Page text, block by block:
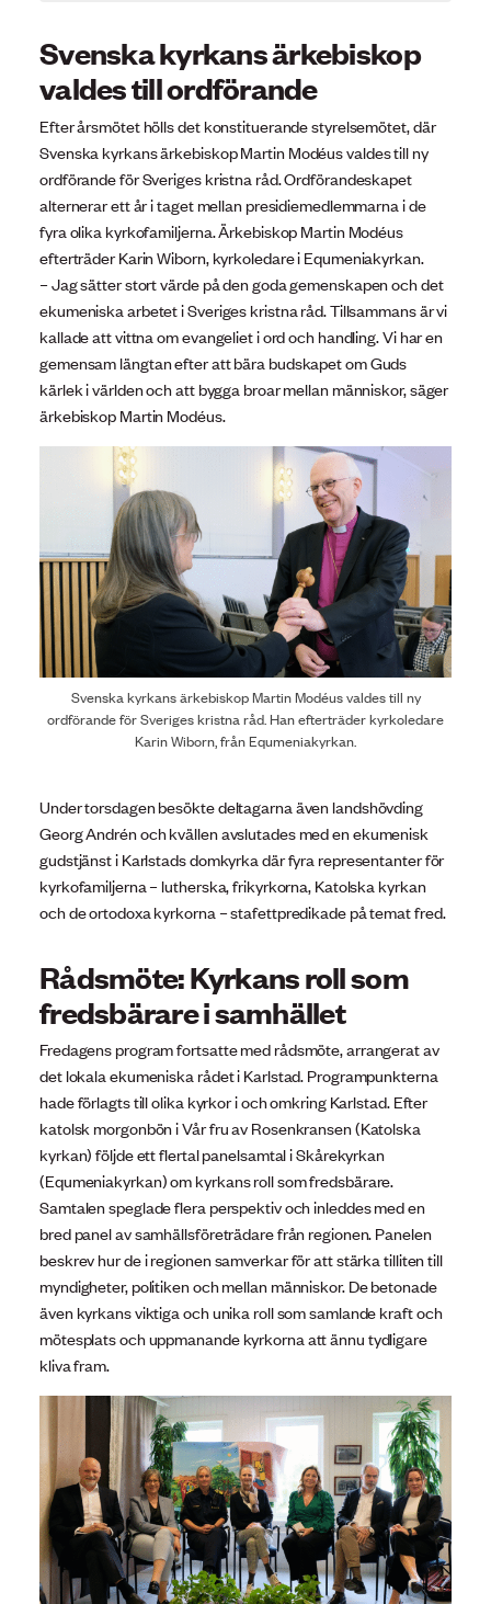
Svenska kyrkans ärkebiskop
valdes till ordförande
Efter årsmötet hölls det konstituerande styrelsemötet, där
Svenska kyrkans ärkebiskop Martin Modéus valdes till ny
ordförande för Sveriges kristna råd. Ordförandeskapet
alternerar ett år i taget mellan presidiemedlemmarna i de
fyra olika kyrkofamiljerna. Ärkebiskop Martin Modéus
efterträder Karin Wiborn, kyrkoledare i Equmeniakyrkan.
– Jag sätter stort värde på den goda gemenskapen och det
ekumeniska arbetet i Sveriges kristna råd. Tillsammans är vi
kallade att vittna om evangeliet i ord och handling. Vi har en
gemensam längtan efter att bära budskapet om Guds
kärlek i världen och att bygga broar mellan människor, säger
ärkebiskop Martin Modéus.
Svenska kyrkans ärkebiskop Martin Modéus valdes till ny
ordförande för Sveriges kristna råd. Han efterträder kyrkoledare
Karin Wiborn, från Equmeniakyrkan.
Under torsdagen besökte deltagarna även landshövding
Georg Andrén och kvällen avslutades med en ekumenisk
gudstjänst i Karlstads domkyrka där fyra representanter för
kyrkofamiljerna – lutherska, frikyrkorna, Katolska kyrkan
och de ortodoxa kyrkorna – stafettpredikade på temat fred.
Rådsmöte: Kyrkans roll som
fredsbärare i samhället
Fredagens program fortsatte med rådsmöte, arrangerat av
det lokala ekumeniska rådet i Karlstad. Programpunkterna
hade förlagts till olika kyrkor i och omkring Karlstad. Efter
katolsk morgonbön i Vår fru av Rosenkransen (Katolska
kyrkan) följde ett flertal panelsamtal i Skårekyrkan
(Equmeniakyrkan) om kyrkans roll som fredsbärare.
Samtalen speglade flera perspektiv och inleddes med en
bred panel av samhällsföreträdare från regionen. Panelen
beskrev hur de i regionen samverkar för att stärka tilliten till
myndigheter, politiken och mellan människor. De betonade
även kyrkans viktiga och unika roll som samlande kraft och
mötesplats och uppmanande kyrkorna att ännu tydligare
kliva fram.